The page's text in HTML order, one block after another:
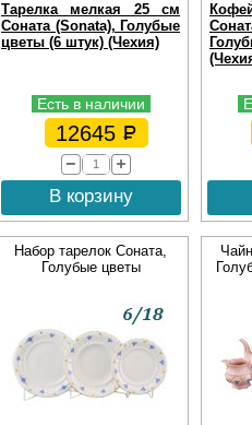
Тарелка мелкая 25 см
Соната (Sonata), Голубые
цветы (6 штук) (Чехия)
Есть в наличии
12645
В корзину
Набор тарелок Соната,
Голубые цветы